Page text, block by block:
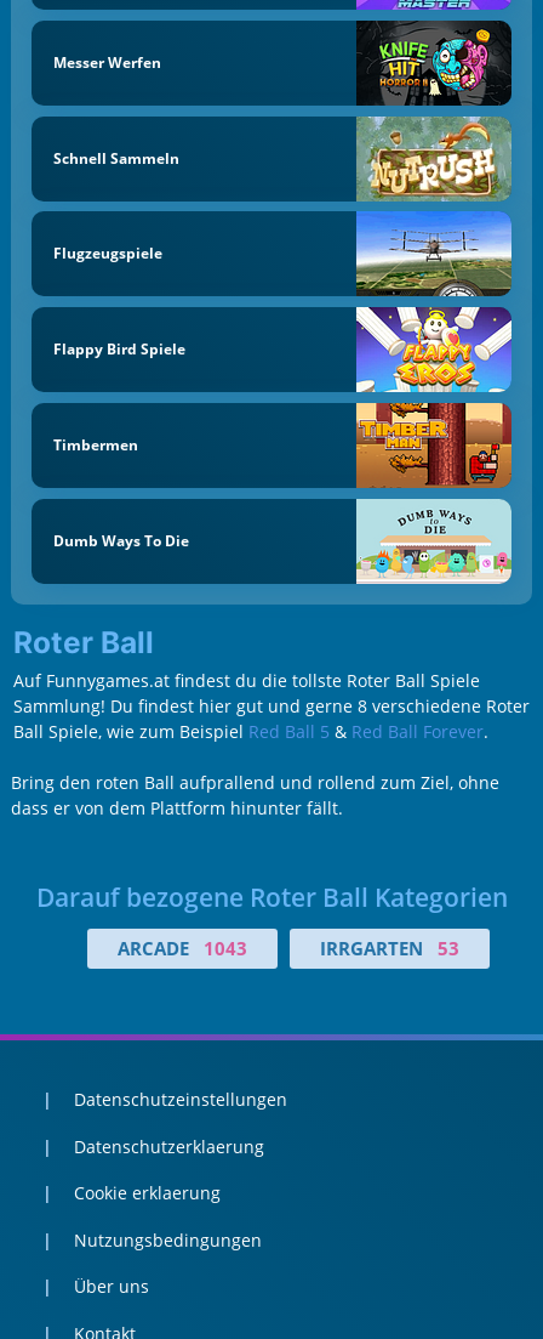
Messer Werfen
Schnell Sammeln
Flugzeugspiele
Flappy Bird Spiele
Timbermen
Dumb Ways To Die
Roter Ball
Auf Funnygames.at findest du die tollste Roter Ball Spiele
Sammlung! Du findest hier gut und gerne 8 verschiedene Roter
Ball Spiele, wie zum Beispiel Red Ball 5 & Red Ball Forever.
Bring den roten Ball aufprallend und rollend zum Ziel, ohne
dass er von dem Plattform hinunter fällt.
Darauf bezogene Roter Ball Kategorien
ARCADE 1043 IRRGARTEN 53
Datenschutzeinstellungen
Datenschutzerklaerung
Cookie erklaerung
Nutzungsbedingungen
Über uns
Kontakt